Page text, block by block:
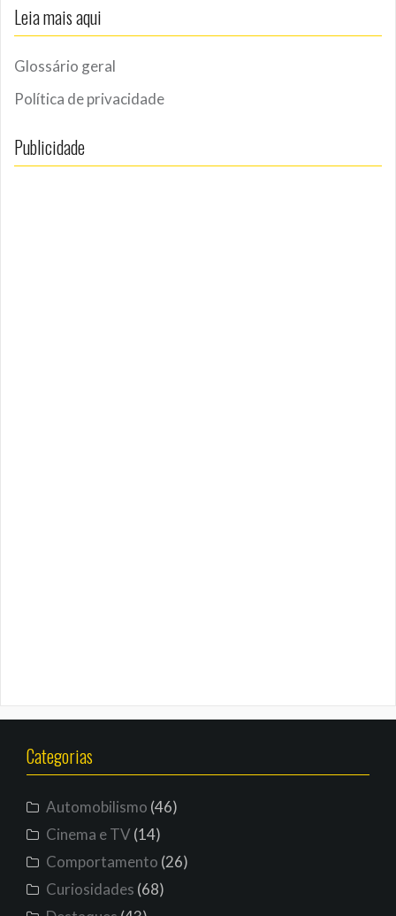
Leia mais aqui
Glossário geral
Política de privacidade
Publicidade
Categorias
Automobilismo (46)
Cinema e TV(14)
Comportamento (26)
Curiosidades (68)